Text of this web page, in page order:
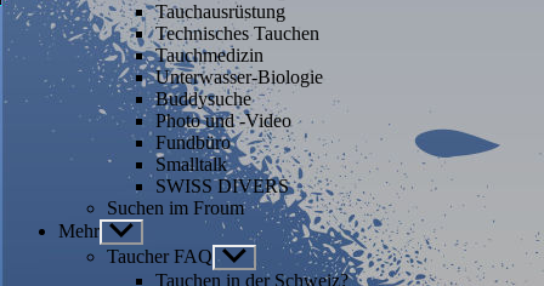
Tauchausrüstung
Technisches Tauchen
Tauchmedizin
Unterwasser-Biologie
Buddysuche
Photo und -Video
Fundbüro
Smalltalk
SWISS DIVERS
Suchen im Froum
Mehr Untermenü
anzeigen
Taucher FAQ Untermenü
anzeigen
Tauchen in der Schweiz?